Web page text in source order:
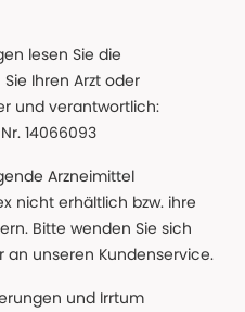
lesen Sie die
Ihren Arzt oder
und verantwortlich:
14066093
Arzneimittel
nicht erhältlich bzw. ihre
Bitte wenden Sie sich
an unseren Kundenservice.
und Irrtum